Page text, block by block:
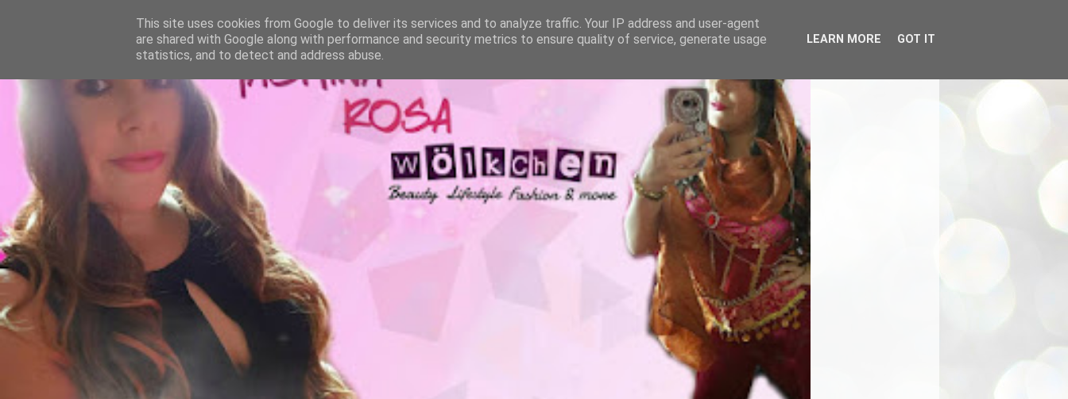
This site uses cookies from Google to deliver its services and to analyze traffic. Your IP address and user-agent
are shared with Google along with performance and security metrics to ensure quality of service, generate usage
statistics, and to detect and address abuse.
LEARN MORE GOT IT